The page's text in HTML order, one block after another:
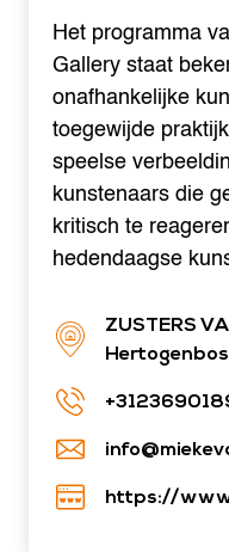
Het programma
Gallery staat
onafhankelijke
toegewijde
speelse
kunstenaars die
kritisch te
hedendaagse
ZUSTERS
https://